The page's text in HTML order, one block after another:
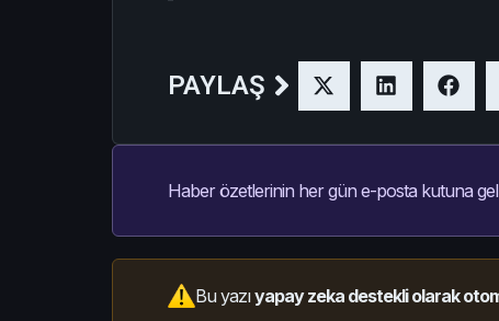
PAYLAŞ
Haber özetlerinin her gün e-posta kutuna
Bu yazıyapay zeka destekli olarak